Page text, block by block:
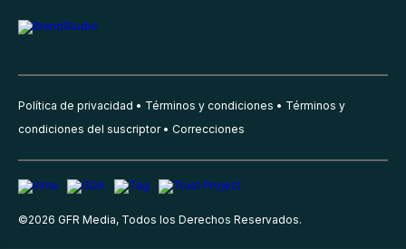
Política de privacidad Términos y condiciones
Términos y
condiciones del suscriptor
Correcciones
©2026 GFR Media, Todos los Derechos Reservados.